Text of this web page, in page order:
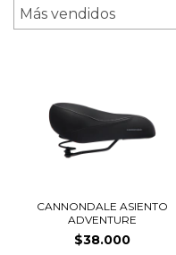
CANNONDALE ASIENTO
ADVENTURE
$38.000